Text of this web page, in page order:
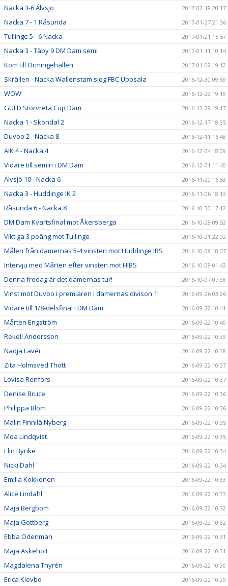
Nacka 3-6 Älvsjö 2017-02-18 20:17
Nacka 7 - 1 Råsunda 2017-01-27 21:36
Tullinge 5 - 6 Nacka 2017-01-21 15:57
Nacka 3 - Täby 9 DM Dam semi 2017-01-11 10:14
Kom till Ormingehallen 2017-01-09 19:12
Skrällen - Nacka Wallenstam slog FBC Uppsala 2016-12-30 09:59
WOW 2016-12-29 19:19
GULD Storvreta Cup Dam 2016-12-29 19:17
Nacka 1 - Sköndal 2 2016-12-17 18:35
Duvbo 2 - Nacka 8 2016-12-11 16:48
AIK 4 - Nacka 4 2016-12-04 18:09
Vidare till semin i DM Dam 2016-12-01 11:40
Älvsjö 10 - Nacka 6 2016-11-20 16:53
Nacka 3 - Huddinge IK 2 2016-11-06 18:13
Råsunda 6 - Nacka 8 2016-10-30 17:12
DM Dam Kvartsfinal mot Åkersberga 2016-10-28 09:53
Viktiga 3 poäng mot Tullinge 2016-10-21 22:02
Målen från damernas 5-4 vinsten mot Huddinge IBS 2016-10-08 10:07
Intervju med Mårten efter vinsten mot HIBS 2016-10-08 01:43
Denna fredag är det damernas tur! 2016-10-07 07:38
Vinst mot Duvbo i premiären i damernas divison 1! 2016-09-26 03:26
Vidare till 1/8-delsfinal i DM Dam 2016-09-22 10:41
Mårten Engström 2016-09-22 10:40
Rekell Andersson 2016-09-22 10:39
Nadja Lavér 2016-09-22 10:38
Zita Holmsved Thott 2016-09-22 10:37
Lovisa Renfors 2016-09-22 10:37
Denise Bruce 2016-09-22 10:36
Philippa Blom 2016-09-22 10:36
Malin Finnilä Nyberg 2016-09-22 10:35
Moa Lindqvist 2016-09-22 10:35
Elin Bynke 2016-09-22 10:34
Nicki Dahl 2016-09-22 10:34
Emilia Kokkonen 2016-09-22 10:33
Alice Lindahl 2016-09-22 10:33
Maja Bergbom 2016-09-22 10:32
Maja Gottberg 2016-09-22 10:32
Ebba Odenman 2016-09-22 10:31
Maja Askeholt 2016-09-22 10:31
Magdalena Thyrén 2016-09-22 10:30
Erica Klevbo 2016-09-22 10:29